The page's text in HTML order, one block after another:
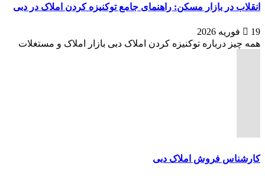
انقلاب در بازار مسکن: راهنمای جامع توکنیزه کردن املاک در دبی
19 فوریه 2026
همه چیز درباره توکنیزه کردن املاک دبی بازار املاک و مستغلات
کارشناس فروش املاک دبی